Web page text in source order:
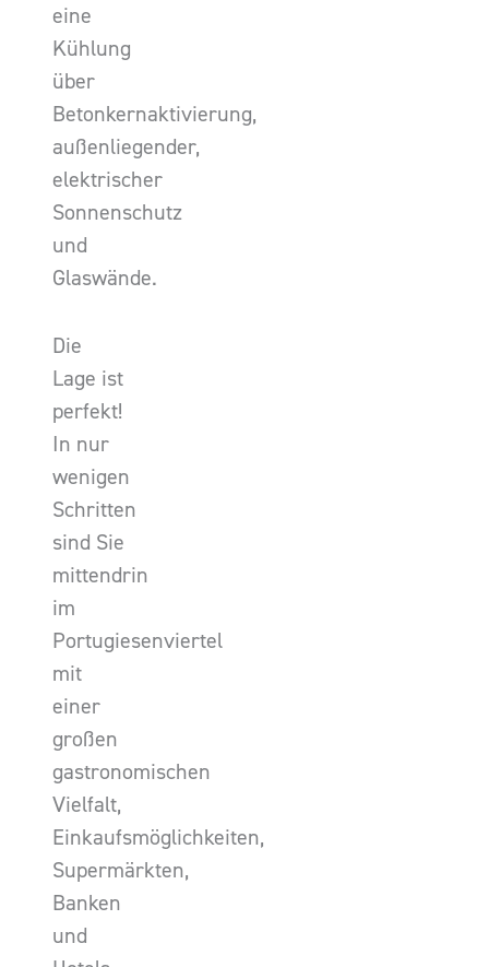
eine
Kühlung
über
Betonkernaktivierung,
außenliegender,
elektrischer
Sonnenschutz
und
Glaswände.
Die
Lage ist
perfekt!
In nur
wenigen
Schritten
sind Sie
mittendrin
im
Portugiesenviertel
mit
einer
großen
gastronomischen
Vielfalt,
Einkaufsmöglichkeiten,
Supermärkten,
Banken
und